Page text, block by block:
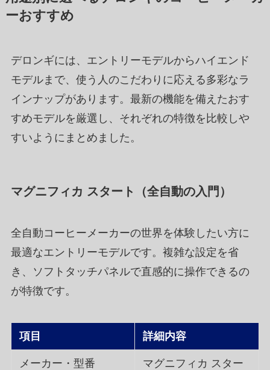
ーおすすめ
デロンギには、エントリーモデルからハイエンド
モデルまで、使う人のこだわりに応える多彩なラ
インナップがあります。最新の機能を備えたおす
すめモデルを厳選し、それぞれの特徴を比較しや
すいようにまとめました。
マグニフィカ スタート（全自動の入門）
全自動コーヒーメーカーの世界を体験したい方に
最適なエントリーモデルです。複雑な設定を省
き、ソフトタッチパネルで直感的に操作できるの
が特徴です。
項目 詳細内容
メーカー・型番
マグニフィカ スター